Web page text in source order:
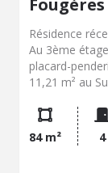
Fougères
Résidence
Au 3ème
placard-
11,21 m² au
Chauffage
84 m²
4